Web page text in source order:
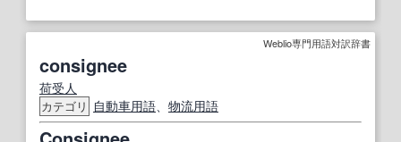
Weblio専門用語対訳辞書
consignee
荷受人
カテゴリ 自動車用語、 物流用語